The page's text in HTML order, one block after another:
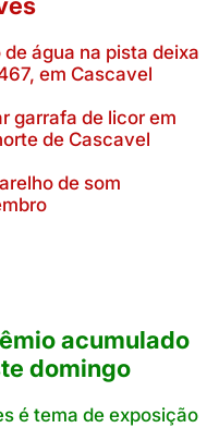
água na pista deixa
em Cascavel
garrafa de licor em
de Cascavel
de som
acumulado
domingo
é tema de exposição